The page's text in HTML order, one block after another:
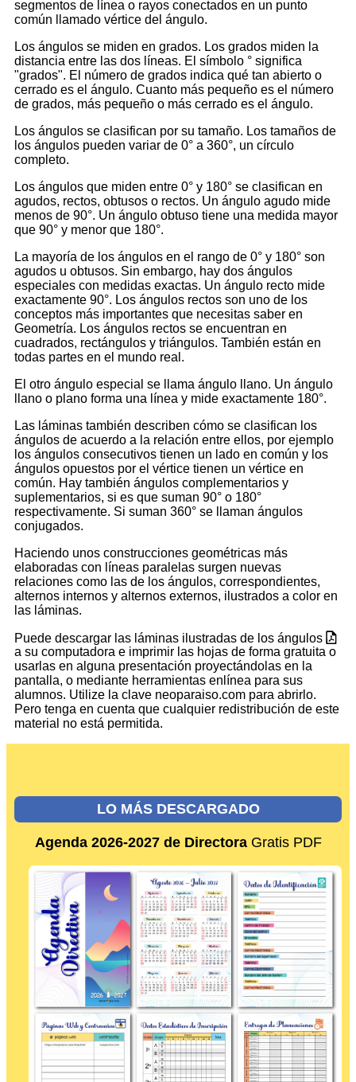
segmentos de línea o rayos conectados en un punto
común llamado vértice del ángulo.
Los ángulos se miden en grados. Los grados miden la
distancia entre las dos líneas. El símbolo ° significa
"grados". El número de grados indica qué tan abierto o
cerrado es el ángulo. Cuanto más pequeño es el número
de grados, más pequeño o más cerrado es el ángulo.
Los ángulos se clasifican por su tamaño. Los tamaños de
los ángulos pueden variar de 0° a 360°, un círculo
completo.
Los ángulos que miden entre 0° y 180° se clasifican en
agudos, rectos, obtusos o rectos. Un ángulo agudo mide
menos de 90°. Un ángulo obtuso tiene una medida mayor
que 90° y menor que 180°.
La mayoría de los ángulos en el rango de 0° y 180° son
agudos u obtusos. Sin embargo, hay dos ángulos
especiales con medidas exactas. Un ángulo recto mide
exactamente 90°. Los ángulos rectos son uno de los
conceptos más importantes que necesitas saber en
Geometría. Los ángulos rectos se encuentran en
cuadrados, rectángulos y triángulos. También están en
todas partes en el mundo real.
El otro ángulo especial se llama ángulo llano. Un ángulo
llano o plano forma una línea y mide exactamente 180°.
Las láminas también describen cómo se clasifican los
ángulos de acuerdo a la relación entre ellos, por ejemplo
los ángulos consecutivos tienen un lado en común y los
ángulos opuestos por el vértice tienen un vértice en
común. Hay también ángulos complementarios y
suplementarios, si es que suman 90° o 180°
respectivamente. Si suman 360° se llaman ángulos
conjugados.
Haciendo unos construcciones geométricas más
elaboradas con líneas paralelas surgen nuevas
relaciones como las de los ángulos, correspondientes,
alternos internos y alternos externos, ilustrados a color en
las láminas.
Puede descargar las láminas ilustradas de los ángulos
a su computadora e imprimir las hojas de forma gratuita o
usarlas en alguna presentación proyectándolas en la
pantalla, o mediante herramientas enlínea para sus
alumnos. Utilize la clave neoparaiso.com para abrirlo.
Pero tenga en cuenta que cualquier redistribución de este
material no está permitida.
LO MÁS DESCARGADO
Agenda 2026-2027 de DirectoraGratis PDF